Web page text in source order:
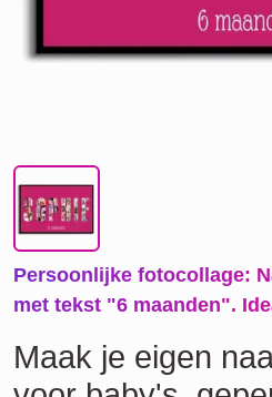
Persoonlijke fotocollage:
met tekst "6 maanden".
Maak je eigen